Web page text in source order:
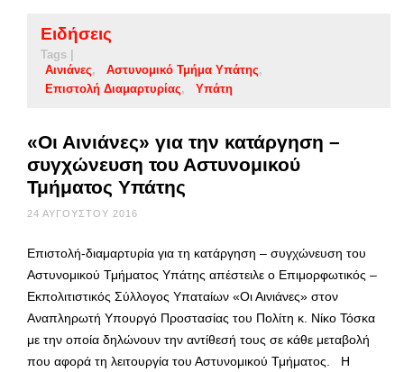
Ειδήσεις
Tags |
Αινιάνες
Αστυνομικό Τμήμα Υπάτης
Επιστολή Διαμαρτυρίας
Υπάτη
«Οι Αινιάνες» για την κατάργηση –
συγχώνευση του Αστυνομικού
Τμήματος Υπάτης
24 ΑΥΓΟΎΣΤΟΥ 2016
Επιστολή-διαμαρτυρία για τη κατάργηση – συγχώνευση του
Αστυνομικού Τμήματος Υπάτης απέστειλε ο Επιμορφωτικός –
Εκπολιτιστικός Σύλλογος Υπαταίων «Οι Αινιάνες» στον
Αναπληρωτή Υπουργό Προστασίας του Πολίτη κ. Νίκο Τόσκα
με την οποία δηλώνουν την αντίθεσή τους σε κάθε μεταβολή
που αφορά τη λειτουργία του Αστυνομικού Τμήματος. Η